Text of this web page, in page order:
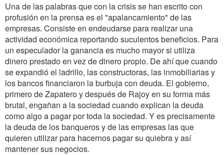
Una de las palabras que con la crisis se han escrito con
profusión en la prensa es el "apalancamiento" de las
empresas. Consiste en endeudarse para realizar una
actividad económica reportando suculentos beneficios. Para
un especulador la ganancia es mucho mayor si utiliza
dinero prestado en vez de dinero propio. De ahí que cuando
se expandió el ladrillo, las constructoras, las inmobiliarias y
los bancos financiaron la burbuja con deuda. El gobierno,
primero de Zapatero y después de Rajoy en su forma más
brutal, engañan a la sociedad cuando explican la deuda
como algo a pagar por toda la sociedad. Y es precisamente
la deuda de los banqueros y de las empresas las que
quieren utilizar para hacernos pagar su quiebra y así
mantener sus negocios.